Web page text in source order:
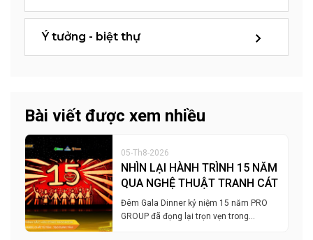
Ý tưởng - biệt thự
Bài viết được xem nhiều
05-Th8-2026
NHÌN LẠI HÀNH TRÌNH 15 NĂM
QUA NGHỆ THUẬT TRANH CÁT
Đêm Gala Dinner kỷ niệm 15 năm PRO
GROUP đã đọng lại trọn vẹn trong…